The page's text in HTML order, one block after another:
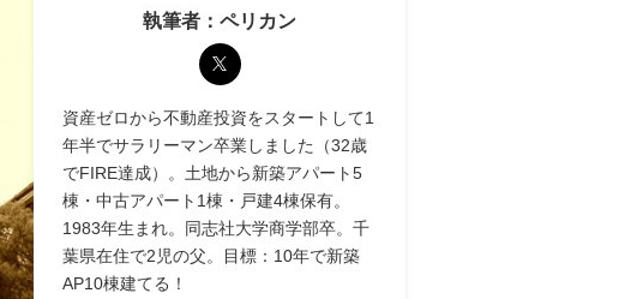
執筆者：ペリカン
資産ゼロから不動産投資をスタートして1
年半でサラリーマン卒業しました（32歳
でFIRE達成）。土地から新築アパート5
棟・中古アパート1棟・戸建4棟保有。
1983年生まれ。同志社大学商学部卒。千
葉県在住で2児の父。目標：10年で新築
AP10棟建てる！